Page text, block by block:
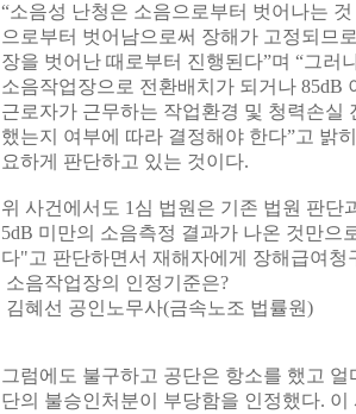
“소음성 난청은 소음으로부터 벗어나는
으로부터 벗어남으로써 장해가 고정되므
장을 벗어난 때로부터 진행된다”며 “그러
소음작업장으로 전환배치가 되거나 85dB
근로자가 근무하는 작업환경 및 청력손실
했는지 여부에 따라 결정해야 한다”고 밝
요하게 판단하고 있는 것이다.
위 사건에서도 1심 법원은 기존 법원 판단
5dB 미만의 소음측정 결과가 나온 것만으
다"고 판단하면서 재해자에게 장해급여청
소음작업장의 인정기준은?
김혜선 공인노무사(금속노조 법률원)
그럼에도 불구하고 공단은 항소를 했고
단의 불승인처분이 부당함을 인정했다.